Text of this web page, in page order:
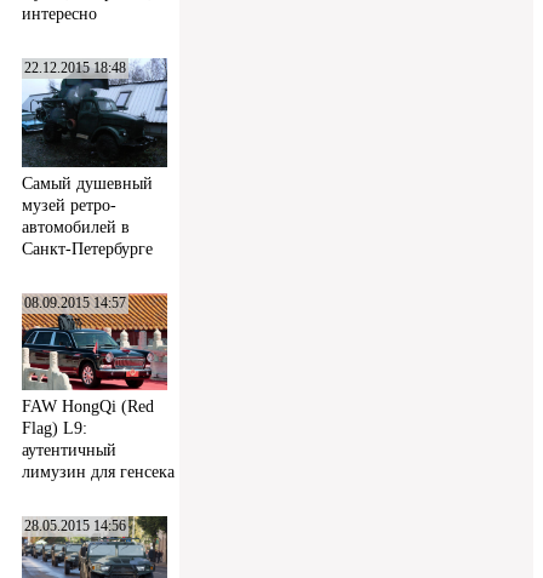
интересно
22.12.2015 18:48
Самый душевный
музей ретро-
автомобилей в
Санкт-Петербурге
08.09.2015 14:57
FAW HongQi (Red
Flag) L9:
аутентичный
лимузин для генсека
28.05.2015 14:56